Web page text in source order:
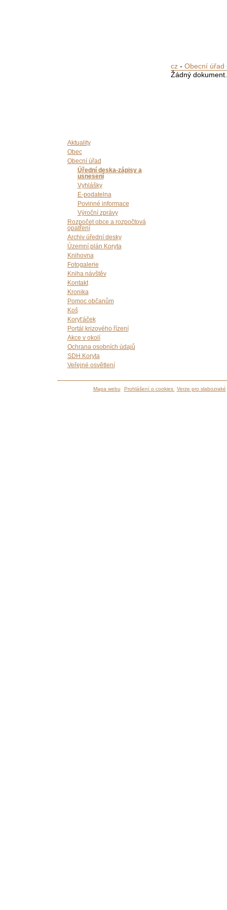
Aktuality
Obec
Obecní úřad
Úřední deska-zápisy a
usnesení
Vyhlášky
E-podatelna
Povinné informace
Výroční zprávy
Rozpočet obce a rozpočtová
opatření
Archiv úřední desky
Územní plán Koryta
Knihovna
Fotogalerie
Kniha návštěv
Kontakt
Kronika
Pomoc občanům
Koš
Koryťáček
Portál krizového řízení
Akce v okolí
Ochrana osobních údajů
SDH Koryta
Veřejné osvětlení
cz- Obecní úřad
Žádný dokument.
Mapa webu Prohlášení o cookies Verze pro slabozraké